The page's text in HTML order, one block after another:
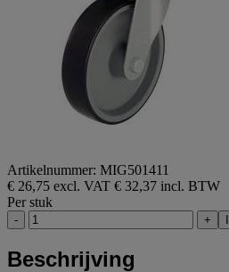
Artikelnummer: MIG501411
€ 26,75 excl. VAT € 32,37 incl. BTW
Per stuk
- +
Beschrijving